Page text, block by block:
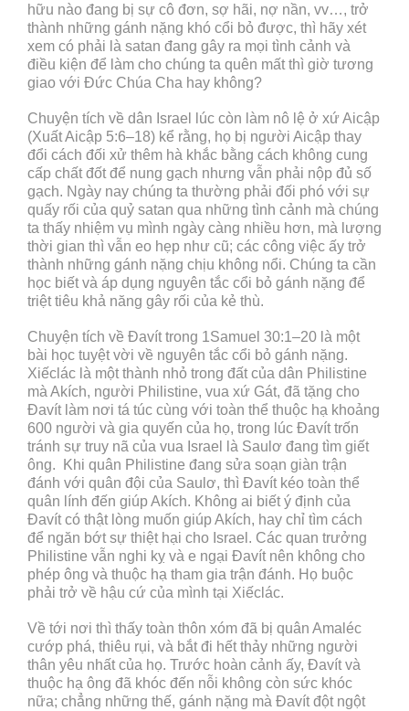
hữu nào đang bị sự cô đơn, sợ hãi, nợ nần, vv…, trở
thành những gánh nặng khó cổi bỏ được, thì hãy xét
xem có phải là satan đang gây ra mọi tình cảnh và
điều kiện để làm cho chúng ta quên mất thì giờ tương
giao với Đức Chúa Cha hay không?
Chuyện tích về dân Israel lúc còn làm nô lệ ở xứ Aicập
(Xuất Aicập 5:6–18) kể rằng, họ bị người Aicập thay
đổi cách đối xử thêm hà khắc bằng cách không cung
cấp chất đốt để nung gạch nhưng vẫn phải nộp đủ số
gạch. Ngày nay chúng ta thường phải đối phó với sự
quấy rối của quỷ satan qua những tình cảnh mà chúng
ta thấy nhiệm vụ mình ngày càng nhiều hơn, mà lượng
thời gian thì vẫn eo hẹp như cũ; các công việc ấy trở
thành những gánh nặng chịu không nổi. Chúng ta cần
học biết và áp dụng nguyên tắc cổi bỏ gánh nặng để
triệt tiêu khả năng gây rối của kẻ thù.
Chuyện tích về Đavít trong 1Samuel 30:1–20 là một
bài học tuyệt vời về nguyên tắc cổi bỏ gánh nặng.
Xiếclác là một thành nhỏ trong đất của dân Philistine
mà Akích, người Philistine, vua xứ Gát, đã tặng cho
Đavít làm nơi tá túc cùng với toàn thể thuộc hạ khoảng
600 người và gia quyến của họ, trong lúc Đavít trốn
tránh sự truy nã của vua Israel là Saulơ đang tìm giết
ông. Khi quân Philistine đang sửa soạn giàn trận
đánh với quân đội của Saulơ, thì Đavít kéo toàn thể
quân lính đến giúp Akích. Không ai biết ý định của
Đavít có thật lòng muốn giúp Akích, hay chỉ tìm cách
để ngăn bớt sự thiệt hại cho Israel. Các quan trưởng
Philistine vẫn nghi kỵ và e ngại Đavít nên không cho
phép ông và thuộc hạ tham gia trận đánh. Họ buộc
phải trở về hậu cứ của mình tại Xiếclác.
Về tới nơi thì thấy toàn thôn xóm đã bị quân Amaléc
cướp phá, thiêu rụi, và bắt đi hết thảy những người
thân yêu nhất của họ. Trước hoàn cảnh ấy, Đavít và
thuộc hạ ông đã khóc đến nỗi không còn sức khóc
nữa; chẳng những thế, gánh nặng mà Đavít đột ngột